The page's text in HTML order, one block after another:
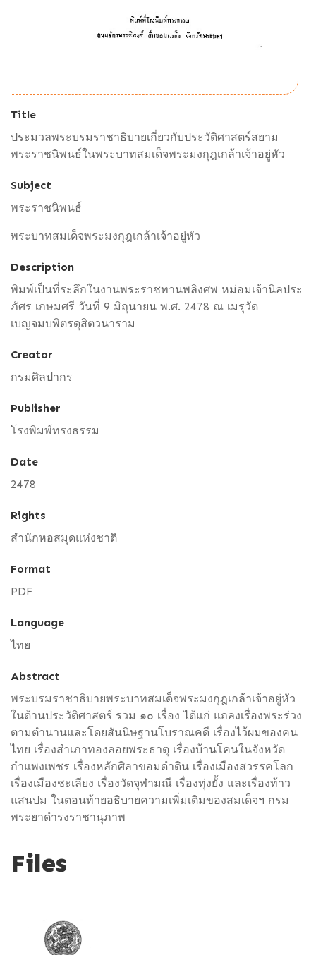
Title
ประมวลพระบรมราชาธิบายเกี่ยวกับประวัติศาสตร์สยาม
พระราชนิพนธ์ในพระบาทสมเด็จพระมงกุฎเกล้าเจ้าอยู่หัว
Subject
พระราชนิพนธ์
พระบาทสมเด็จพระมงกุฎเกล้าเจ้าอยู่หัว
Description
พิมพ์เป็นที่ระลึกในงานพระราชทานพลิงศพ หม่อมเจ้านิลประ
ภัศร เกษมศรี วันที่ 9 มิถุนายน พ.ศ. 2478 ณ เมรุวัด
เบญจมบพิตรดุสิตวนาราม
Creator
กรมศิลปากร
Publisher
โรงพิมพ์ทรงธรรม
Date
2478
Rights
สำนักหอสมุดแห่งชาติ
Format
PDF
Language
ไทย
Abstract
พระบรมราชาธิบายพระบาทสมเด็จพระมงกุฎเกล้าเจ้าอยู่หัว
ในด้านประวัติศาสตร์ รวม ๑๐ เรื่อง ได้แก่ แถลงเรื่องพระร่วง
ตามตำนานและโดยสันนิษฐานโบราณคดี เรื่องไว้ผมของคน
ไทย เรื่องสำเภาทองลอยพระธาตุ เรื่องบ้านโคนในจังหวัด
กำแพงเพชร เรื่องหลักศิลาขอมดำดิน เรื่องเมืองสวรรคโลก
เรื่องเมืองชะเลียง เรื่องวัดจุฬามณี เรื่องทุ่งยั้ง และเรื่องท้าว
แสนปม ในตอนท้ายอธิบายความเพิ่มเติมของสมเด็จฯ กรม
พระยาดำรงราชานุภาพ
Files